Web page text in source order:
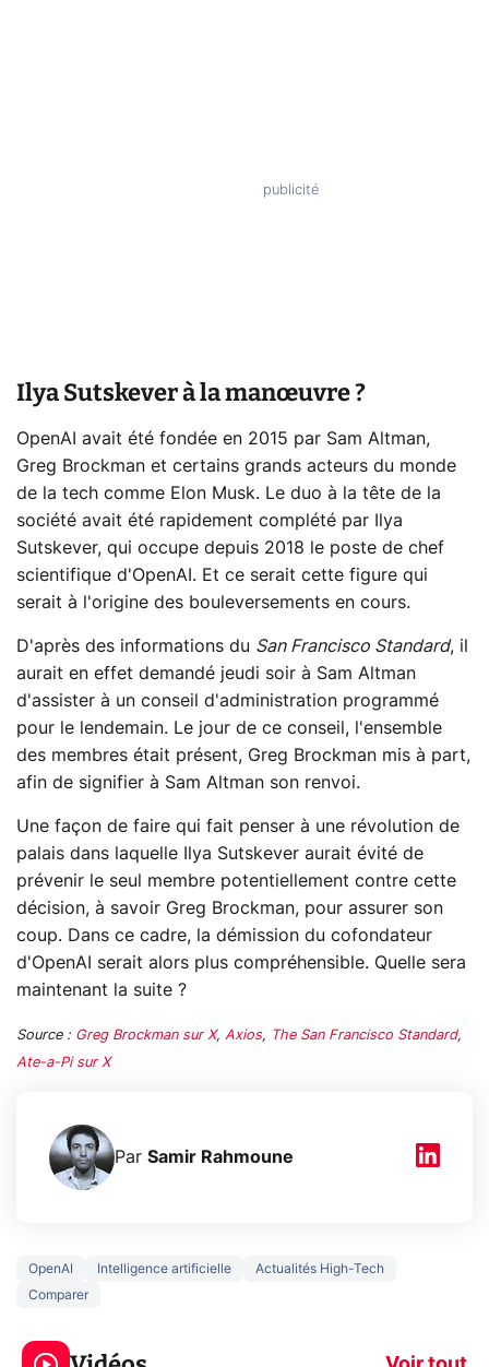
Ilya Sutskever à la manœuvre ?
OpenAI avait été fondée en 2015 par Sam Altman,
Greg Brockman et certains grands acteurs du monde
de la tech comme Elon Musk. Le duo à la tête de la
société avait été rapidement complété par Ilya
Sutskever, qui occupe depuis 2018 le poste de chef
scientifique d'OpenAI. Et ce serait cette figure qui
serait à l'origine des bouleversements en cours.
D'après des informations du San Francisco Standard, il
aurait en effet demandé jeudi soir à Sam Altman
d'assister à un conseil d'administration programmé
pour le lendemain. Le jour de ce conseil, l'ensemble
des membres était présent, Greg Brockman mis à part,
afin de signifier à Sam Altman son renvoi.
Une façon de faire qui fait penser à une révolution de
palais dans laquelle Ilya Sutskever aurait évité de
prévenir le seul membre potentiellement contre cette
décision, à savoir Greg Brockman, pour assurer son
coup. Dans ce cadre, la démission du cofondateur
d'OpenAI serait alors plus compréhensible. Quelle sera
maintenant la suite ?
Source : Greg Brockman sur X, Axios, The San Francisco Standard,
Ate-a-Pi sur X
Par Samir Rahmoune
OpenAI Intelligence artificielle
Actualités High-Tech
Comparer
3 écrans en 1 pour
319€ ? Voici L'AOC